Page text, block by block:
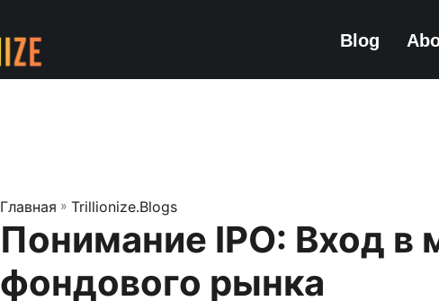
Blog
Главная » Trillionize.Blogs
Понимание IPO: Вход в
фондового рынка